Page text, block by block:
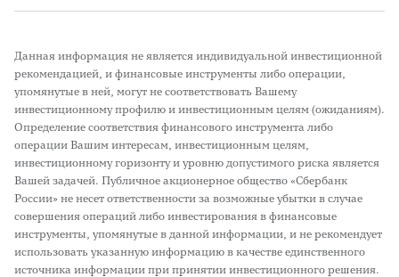
Данная информация не является индивидуальной инвестиционной
рекомендацией, и финансовые инструменты либо операции,
упомянутые в ней, могут не соответствовать Вашему
инвестиционному профилю и инвестиционным целям (ожиданиям).
Определение соответствия финансового инструмента либо
операции Вашим интересам, инвестиционным целям,
инвестиционному горизонту и уровню допустимого риска является
Вашей задачей. Публичное акционерное общество «Сбербанк
России» не несет ответственности за возможные убытки в случае
совершения операций либо инвестирования в финансовые
инструменты, упомянутые в данной информации, и не рекомендует
использовать указанную информацию в качестве единственного
источника информации при принятии инвестиционного решения.